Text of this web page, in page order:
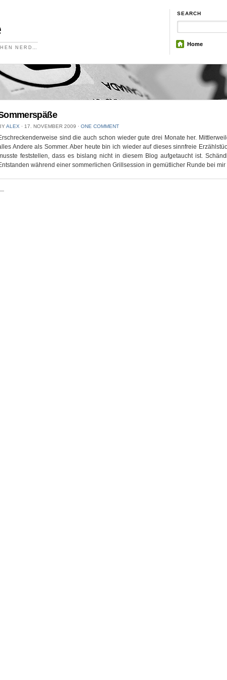
NERD…
SEARCH
Home
ALEX ⋅ 17. NOVEMBER 2009 ⋅ ONE COMMENT
sind die auch schon wieder gute drei Monate her.
Andere als Sommer. Aber heute bin ich wieder auf dieses sinnfreie
feststellen, dass es bislang nicht in diesem Blog aufgetaucht ist.
während einer sommerlichen Grillsession in gemütlicher Runde bei